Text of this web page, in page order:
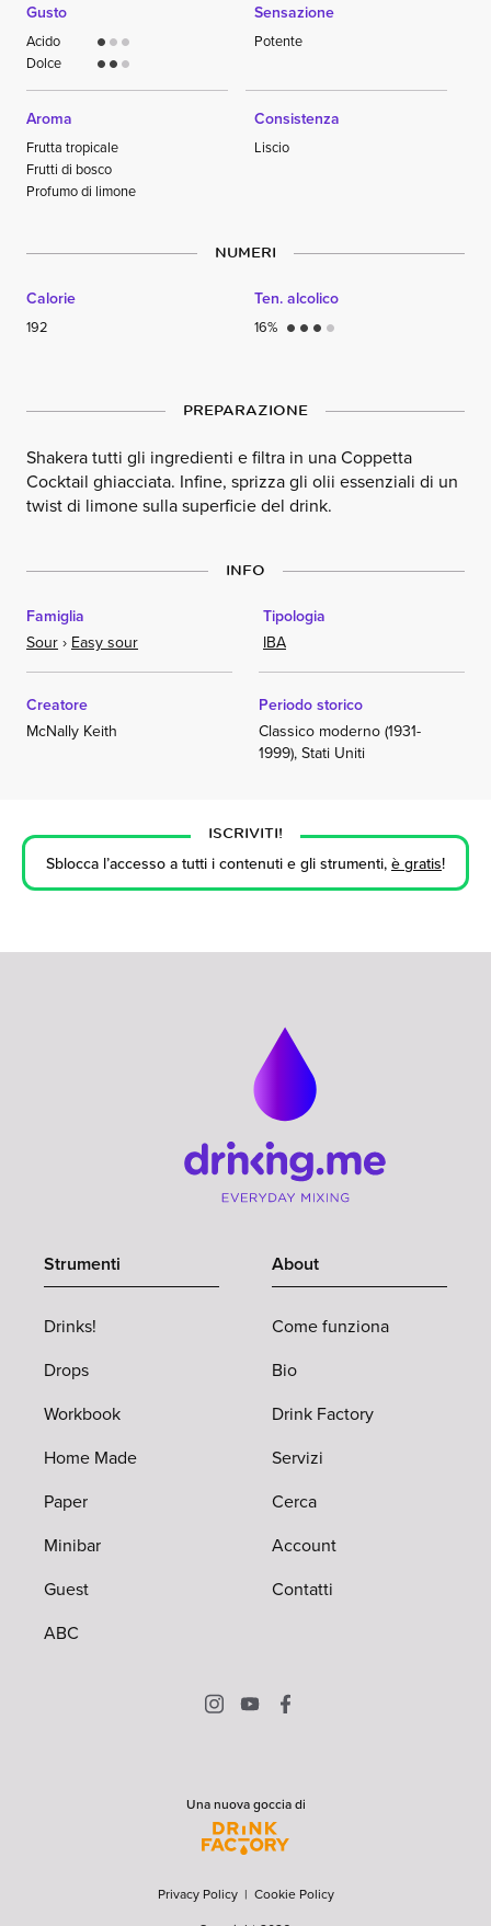
Gusto
Acido circle circle circle
Dolce circle circle circle
Sensazione
Potente
Aroma
Frutta tropicale
Frutti di bosco
Profumo di limone
Consistenza
Liscio
NUMERI
Calorie
192
Ten. alcolico
16% circle circle circle circle
PREPARAZIONE
Shakera tutti gli ingredienti e filtra in una Coppetta
Cocktail ghiacciata. Infine, sprizza gli olii essenziali di un
twist di limone sulla superficie del drink.
INFO
Famiglia
Sour› Easy sour
Tipologia
IBA
Creatore
McNally Keith
Periodo storico
Classico moderno (1931-
1999), Stati Uniti
ISCRIVITI!
Sblocca l’accesso a tutti i contenuti e gli strumenti,è gratis!
Strumenti
Drinks!
Drops
Workbook
Home Made
Paper
Minibar
Guest
ABC
About
Come funziona
Bio
Drink Factory
Servizi
Cerca
Account
Contatti
Una nuova goccia di
Privacy Policy| Cookie Policy